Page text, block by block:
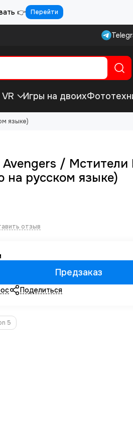
👉 Перейти
Игры на двоих
языке)
Avengers / Мстители
на русском языке)
отзыв
Предзаказ
Поделиться
5